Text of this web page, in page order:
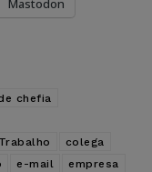
Mastodon
chefia
colega
e-mail
empresa